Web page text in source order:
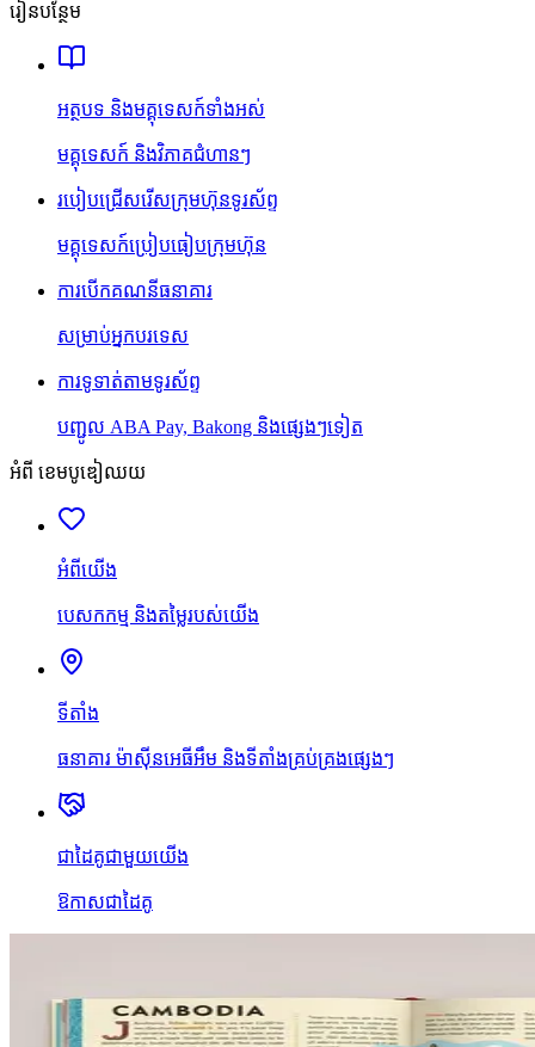
រៀនបន្ថែម
អត្ថបទ និងមគ្គុទេសក៍ទាំងអស់
មគ្គុទេសក៍ និងវិភាគជំហានៗ
របៀបជ្រើសរើសក្រុមហ៊ុនទូរស័ព្ទ
មគ្គុទេសក៍ប្រៀបធៀបក្រុមហ៊ុន
ការបើកគណនីធនាគារ
សម្រាប់អ្នកបរទេស
ការទូទាត់តាមទូរស័ព្ទ
បញ្ជូល ABA Pay, Bakong និងផ្សេងៗទៀត
អំពី ខេមបូឌៀឈយ
អំពីយើង
បេសកកម្ម និងតម្លៃរបស់យើង
ទីតាំង
ធនាគារ ម៉ាស៊ីនអេធីអឹម និងទីតាំងគ្រប់គ្រងផ្សេងៗ
ជាដៃគូជាមួយយើង
ឱកាសជាដៃគូ